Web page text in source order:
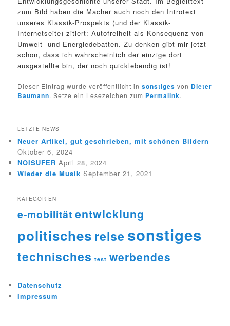
zum Bild haben die Macher auch noch den Introtext
unseres Klassik-Prospekts (und der Klassik-
Internetseite) zitiert: Autofreiheit als Konsequenz von
Umwelt- und Energiedebatten. Zu denken gibt mir jetzt
schon, dass ich wahrscheinlich der einzige dort
ausgestellte bin, der noch quicklebendig ist!
Dieser Eintrag wurde veröffentlicht insonstiges von Dieter
Baumann. Setze ein Lesezeichen zum Permalink.
LETZTE NEWS
Neuer Artikel, gut geschrieben, mit schönen Bildern
Oktober 6, 2024
NOISUFER April 28, 2024
Wieder die Musik September 21, 2021
KATEGORIEN
e-mobilität entwicklung
politisches reise sonstiges
technisches test werbendes
Datenschutz
Impressum